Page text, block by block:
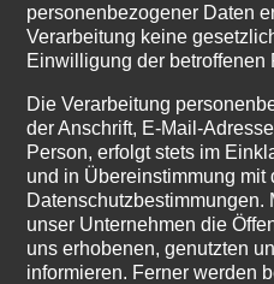
personenbezogener Daten
Verarbeitung keine
Einwilligung der betroffenen
Die Verarbeitung
der Anschrift, E-Mail-
Person, erfolgt stets im
und in Übereinstimmung
unser Unternehmen die
uns erhobenen, genutzten
informieren. Ferner werden